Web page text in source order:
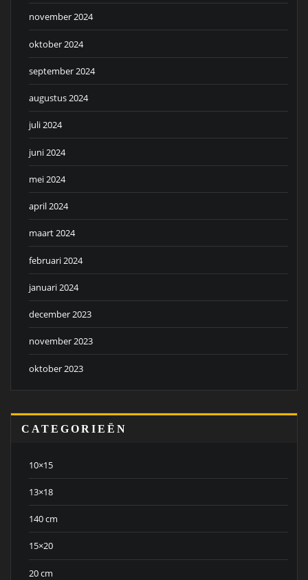
november 2024
oktober 2024
september 2024
augustus 2024
juli 2024
juni 2024
mei 2024
april 2024
maart 2024
februari 2024
januari 2024
december 2023
november 2023
oktober 2023
CATEGORIEËN
10×15
13×18
140 cm
15×20
20 cm